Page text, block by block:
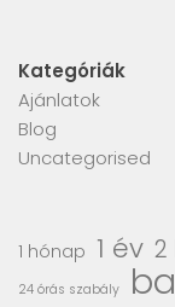
Kategóriák
Ajánlatok
Blog
Uncategorised
1 hónap 1 év 2
24 órás szabály